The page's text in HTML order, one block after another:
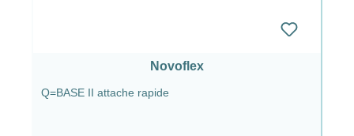
Novoflex
Q=BASE II attache rapide